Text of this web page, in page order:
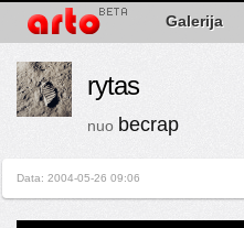
Galerija
rytas
nuo becrap
Data: 2004-05-26 09:06